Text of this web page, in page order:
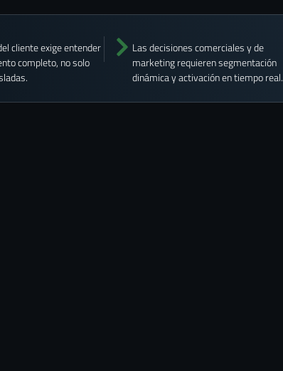
cliente exige entender
completo, no solo
Las decisiones comerciales y de
marketing requieren segmentación
dinámica y activación en tiempo real.